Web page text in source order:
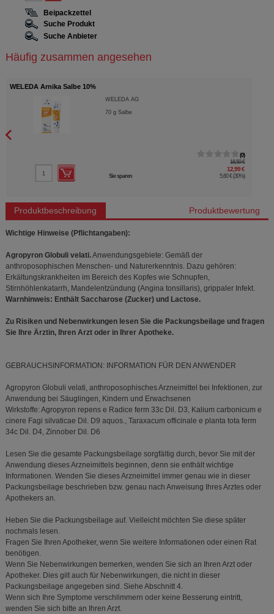
Beipackzettel
Suche Produkt
Suche Anbieter
Häufig zusammen angesehen
WELEDA Arnika Salbe 10%
WELEDA AG
70g Salbe
0
18,59 €
12,99 €
Sie sparen 5,60 € (30%)
Produktbeschreibung Produktbewertung
Wichtige Hinweise (Pflichtangaben):
Agropyron Globuli velati.Anwendungsgebiete: Gemäß der
anthroposophischen Menschen- und Naturerkenntnis. Dazu gehören:
Erkältungskrankheiten im Bereich des Kopfes wie Schnupfen,
Stirnhöhlenkatarrh, Mandelentzündung (Angina tonsillaris), grippaler Infekt.
Warnhinweis: Enthält Saccharose (Zucker) und Lactose.
Zu Risiken und Nebenwirkungen lesen Sie die Packungsbeilage und fragen
Sie Ihre Ärztin, Ihren Arzt oder in Ihrer Apotheke.
GEBRAUCHSINFORMATION: INFORMATION FÜR DEN ANWENDER
Agropyron Globuli velati, anthroposophisches Arzneimittel bei Infektionen, zur
Anwendung bei Säuglingen, Kindern und Erwachsenen
Wirkstoffe: Agropyron repens e Radice ferm 33c Dil. D3, Kalium carbonicum e
cinere Fagi silvaticae Dil. D9 aquos., Taraxacum officinale e planta tota ferm
34c Dil. D4, Zinnober Dil. D6
Lesen Sie die gesamte Packungsbeilage sorgfältig durch, bevor Sie mit der
Anwendung dieses Arzneimittels beginnen, denn sie enthält wichtige
Informationen. Wenden Sie dieses Arzneimittel immer genau wie in dieser
Packungsbeilage beschrieben bzw. genau nach Anweisung Ihres Arztes oder
Apothekers an.
Heben Sie die Packungsbeilage auf. Vielleicht möchten Sie diese später
nochmals lesen.
Fragen Sie Ihren Apotheker, wenn Sie weitere Informationen oder einen Rat
benötigen.
Wenn Sie Nebenwirkungen bemerken, wenden Sie sich an Ihren Arzt oder
Apotheker. Dies gilt auch für Nebenwirkungen, die nicht in dieser
Packungsbeilage angegeben sind. Siehe Abschnitt 4.
Wenn sich Ihre Symptome verschlimmern oder keine Besserung eintritt,
wenden Sie sich bitte an Ihren Arzt.